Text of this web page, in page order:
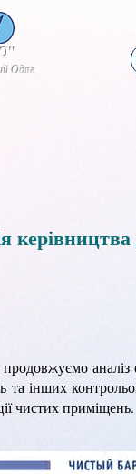
Одяг
аналіз
та інших
чистих приміщень.